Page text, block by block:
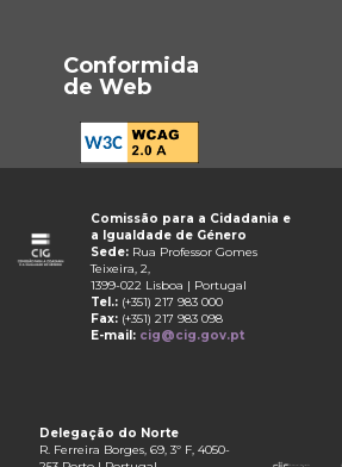
Conformida
de Web
Comissão para a Cidadania e
a Igualdade de Género
Sede: Rua Professor Gomes
Teixeira, 2,
1399-022 Lisboa | Portugal
Tel.: (+351) 217 983 000
Fax: (+351) 217 983 098
E-mail: cig@cig.gov.pt
Delegação do Norte
R. Ferreira Borges, 69, 3º F, 4050-